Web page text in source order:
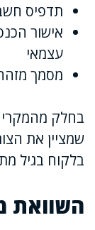
תדפיס חשבון עו"ש
אישור
עצמאי
מסמך
בחלק
שמציין את
בלקוח בגיל
השוואת